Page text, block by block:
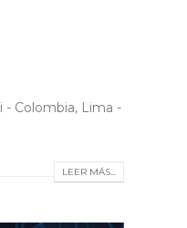
- Colombia, Lima -
LEER MÁS...